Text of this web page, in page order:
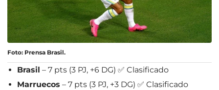
Foto: Prensa Brasil.
Brasil – 7 pts (3 PJ, +6 DG) ✅ Clasificado
Marruecos – 7 pts (3 PJ, +3 DG) ✅ Clasificado